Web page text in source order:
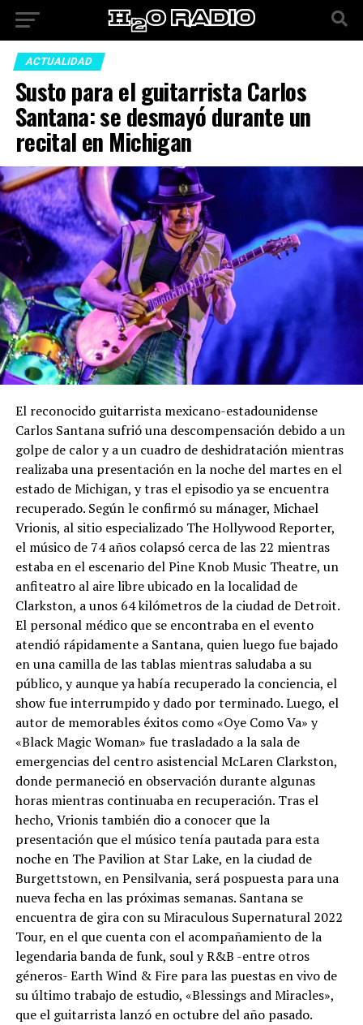
ACTUALIDAD
Susto para el guitarrista Carlos
Santana: se desmayó durante un
recital en Michigan
El reconocido guitarrista mexicano-estadounidense
Carlos Santana sufrió una descompensación debido a un
golpe de calor y a un cuadro de deshidratación mientras
realizaba una presentación en la noche del martes en el
estado de Michigan, y tras el episodio ya se encuentra
recuperado. Según le confirmó su mánager, Michael
Vrionis, al sitio especializado The Hollywood Reporter,
el músico de 74 años colapsó cerca de las 22 mientras
estaba en el escenario del Pine Knob Music Theatre, un
anfiteatro al aire libre ubicado en la localidad de
Clarkston, a unos 64 kilómetros de la ciudad de Detroit.
El personal médico que se encontraba en el evento
atendió rápidamente a Santana, quien luego fue bajado
en una camilla de las tablas mientras saludaba a su
público, y aunque ya había recuperado la conciencia, el
show fue interrumpido y dado por terminado. Luego, el
autor de memorables éxitos como «Oye Como Va» y
«Black Magic Woman» fue trasladado a la sala de
emergencias del centro asistencial McLaren Clarkston,
donde permaneció en observación durante algunas
horas mientras continuaba en recuperación. Tras el
hecho, Vrionis también dio a conocer que la
presentación que el músico tenía pautada para esta
noche en The Pavilion at Star Lake, en la ciudad de
Burgettstown, en Pensilvania, será pospuesta para una
nueva fecha en las próximas semanas. Santana se
encuentra de gira con su Miraculous Supernatural 2022
Tour, en el que cuenta con el acompañamiento de la
legendaria banda de funk, soul y R&B -entre otros
géneros- Earth Wind & Fire para las puestas en vivo de
su último trabajo de estudio, «Blessings and Miracles»,
que el guitarrista lanzó en octubre del año pasado.